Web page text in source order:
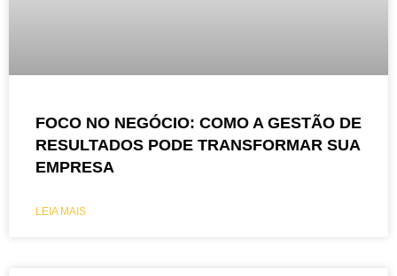
FOCO NO NEGÓCIO: COMO A GESTÃO DE
RESULTADOS PODE TRANSFORMAR SUA
EMPRESA
LEIA MAIS